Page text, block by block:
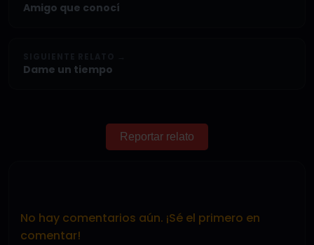
Amigo que conocí
Dame un tiempo
Reportar relato
No hay comentarios aún. ¡Sé el primero en
comentar!